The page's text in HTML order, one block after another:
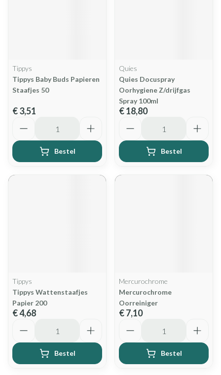
Tippys
Tippys Baby Buds Papieren
Staafjes 50
€ 3,51
Bestel
Quies
Quies Docuspray
Oorhygiene Z/drijfgas
Spray 100ml
€ 18,80
Bestel
Tippys
Tippys Wattenstaafjes
Papier 200
€ 4,68
Bestel
Mercurochrome
Mercurochrome
Oorreiniger
€ 7,10
Bestel